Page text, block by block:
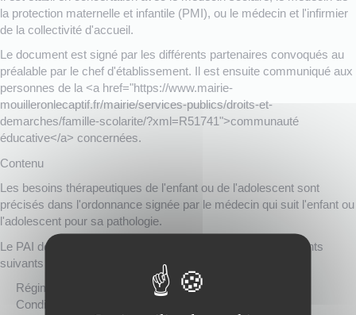
la protection maternelle et infantile (PMI), ou le médecin et l'infirmier
de la collectivité d'accueil.
Le document est signé par les différents partenaires convoqués au
préalable par le chef d'établissement. Il est ensuite communiqué aux
personnes de la <a href="https://www.mairie-
mouilleronlecaptif.fr/mairie/services-publics/droits-et-
demarches/famille-scolarite/?xml=R51741">communauté
éducative</a> concernées.
Contenu
Les besoins thérapeutiques de l'enfant ou de l'adolescent sont
précisés dans l'ordonnance signée par le médecin qui suit l'enfant ou
l'adolescent pour sa pathologie.
Le PAI doit notamment contenir des informations sur les points
suivants :
Régimes alimentaires à appliquer
Conditions des prises de repas